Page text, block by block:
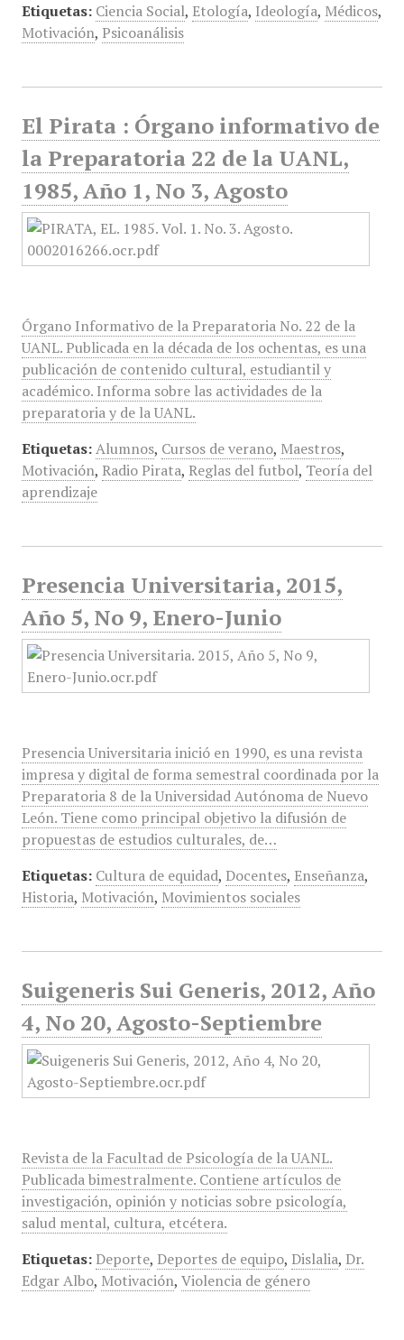
Etiquetas: Ciencia Social, Etología, Ideología, Médicos,
Motivación, Psicoanálisis
El Pirata : Órgano informativo de
la Preparatoria 22 de la UANL,
1985, Año 1, No 3, Agosto
Órgano Informativo de la Preparatoria No. 22 de la
UANL. Publicada en la década de los ochentas, es una
publicación de contenido cultural, estudiantil y
académico. Informa sobre las actividades de la
preparatoria y de la UANL.
Etiquetas: Alumnos, Cursos de verano, Maestros,
Motivación, Radio Pirata, Reglas del futbol, Teoría del
aprendizaje
Presencia Universitaria, 2015,
Año 5, No 9, Enero-Junio
Presencia Universitaria inició en 1990, es una revista
impresa y digital de forma semestral coordinada por la
Preparatoria 8 de la Universidad Autónoma de Nuevo
León. Tiene como principal objetivo la difusión de
propuestas de estudios culturales, de…
Etiquetas: Cultura de equidad, Docentes, Enseñanza,
Historia, Motivación, Movimientos sociales
Suigeneris Sui Generis, 2012, Año
4, No 20, Agosto-Septiembre
Revista de la Facultad de Psicología de la UANL.
Publicada bimestralmente. Contiene artículos de
investigación, opinión y noticias sobre psicología,
salud mental, cultura, etcétera.
Etiquetas: Deporte, Deportes de equipo, Dislalia, Dr.
Edgar Albo, Motivación, Violencia de género